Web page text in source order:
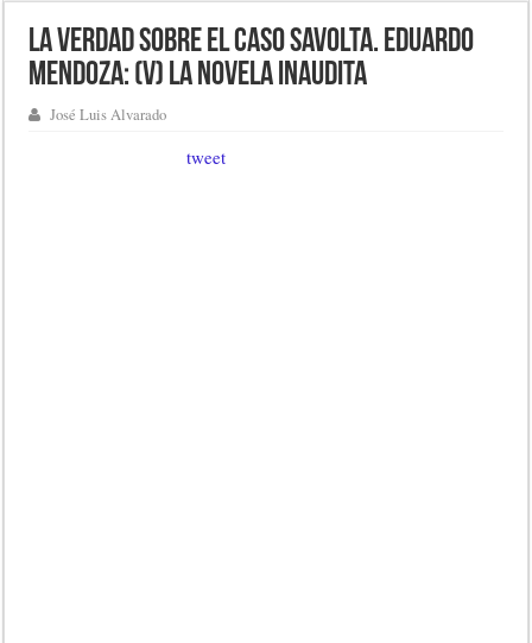
La verdad sobre el caso Savolta. Eduardo
Mendoza: (V) La novela inaudita
José Luis Alvarado
tweet